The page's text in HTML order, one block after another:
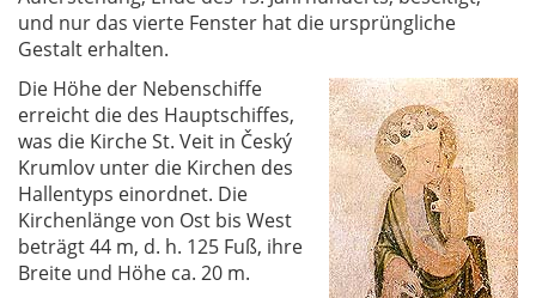
und nur das vierte Fenster hat die ursprüngliche
Gestalt erhalten.
Die Höhe der Nebenschiffe
erreicht die des Hauptschiffes,
was die Kirche St. Veit in Český
Krumlov unter die Kirchen des
Hallentyps einordnet. Die
Kirchenlänge von Ost bis West
beträgt 44 m, d. h. 125 Fuß, ihre
Breite und Höhe ca. 20 m.